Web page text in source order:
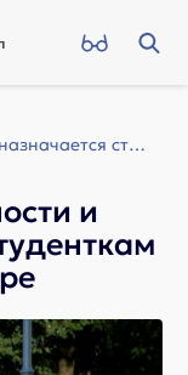
Пособие по беременности и родам назначается студенткам в повышенном размере
и